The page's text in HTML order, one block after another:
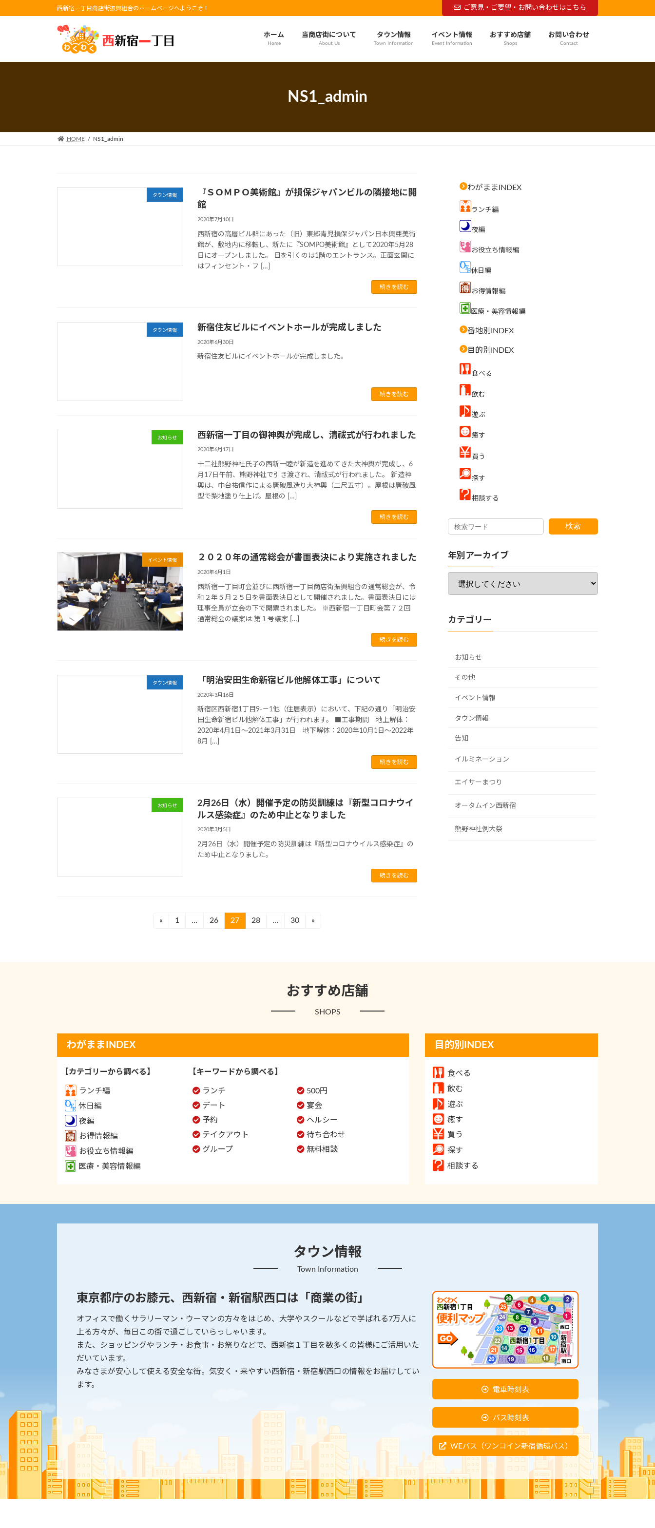
ン
ビ
西新宿一丁目商店街振興組合のホームページへようこそ！ ご意見・ご要望・お問い合わせはこちら
ホーム
Home
当商店街について
About Us
タウン情報
Town Information
イベント情報
Event Information
おすすめ店舗
Shops
お問い合わせ
Contact
NS1_admin
HOME NS1_admin
タウン情報
『ＳＯＭＰＯ美術館』が損保ジャパンビルの隣接地に開
館
2020年7月10日
西新宿の高層ビル群にあった（旧）東郷青児損保ジャパン日本興亜美術
館が、敷地内に移転し、新たに『SOMPO美術館』として2020年5月28
日にオープンしました。 目を引くのは1階のエントランス。正面玄関に
はフィンセント・フ […]
続きを読む
タウン情報 新宿住友ビルにイベントホールが完成しました
2020年6月30日
新宿住友ビルにイベントホールが完成しました。
続きを読む
お知らせ 西新宿一丁目の御神輿が完成し、清祓式が行われました
2020年6月17日
十二社熊野神社氏子の西新一睦が新造を進めてきた大神輿が完成し、6
月17日午前、熊野神社で引き渡され、清祓式が行われました。 新造神
輿は、中台祐信作による唐破風造り大神輿（二尺五寸）。屋根は唐破風
型で梨地塗り仕上げ。屋根の […]
続きを読む
イベント情報 ２０２０年の通常総会が書面表決により実施されました
2020年6月1日
西新宿一丁目町会並びに西新宿一丁目商店街振興組合の通常総会が、令
和２年５月２５日を書面表決日として開催されました。書面表決日には
理事全員が立会の下で開票されました。 ※西新宿一丁目町会第７２回
通常総会の議案は 第１号議案 […]
続きを読む
タウン情報 「明治安田生命新宿ビル他解体工事」について
2020年3月16日
新宿区西新宿1丁目9-－1他（住居表示）において、下記の通り「明治安
田生命新宿ビル他解体工事」が行われます。 ■工事期間 地上解体：
2020年4月1日～2021年3月31日 地下解体：2020年10月1日～2022年
8月 […]
続きを読む
お知らせ
2月26日（水）開催予定の防災訓練は『新型コロナウイ
ルス感染症』のため中止となりました
2020年3月5日
2月26日（水）開催予定の防災訓練は『新型コロナウイルス感染症』の
ため中止となりました。
続きを読む
送
り
«
固
1 …
固
26
固
27
固
28 …
固
30 »
わがままINDEX
ランチ編
夜編
お役立ち情報編
休日編
お得情報編
医療・美容情報編
番地別INDEX
目的別INDEX
食べる
飲む
遊ぶ
癒す
買う
探す
相談する
検索
年別アーカイブ
カテゴリー
お知らせ
その他
イベント情報
タウン情報
告知
イルミネーション
エイサーまつり
オータムイン西新宿
熊野神社例大祭
おすすめ店舗
SHOPS
わがままINDEX
【カテゴリーから調べる】
ランチ編
休日編
夜編
お得情報編
お役立ち情報編
医療・美容情報編
【キーワードから調べる】
ランチ
500円
デート
宴会
予約
ヘルシー
テイクアウト
待ち合わせ
グループ
無料相談
目的別INDEX
食べる
飲む
遊ぶ
癒す
買う
探す
相談する
タウン情報
Town Information
東京都庁のお膝元、西新宿・新宿駅西口は「商業の街」
オフィスで働くサラリーマン・ウーマンの方々をはじめ、大学やスクールなどで学ばれる7万人に
上る方々が、毎日この街で過ごしていらっしゃいます。
また、ショッピングやランチ・お食事・お祭りなどで、西新宿１丁目を数多くの皆様にご活用いた
だいています。
みなさまが安心して使える安全な街。気安く・来やすい西新宿・新宿駅西口の情報をお届けしてい
ます。
電車時刻表
バス時刻表
WEバス（ワンコイン新宿循環バス）